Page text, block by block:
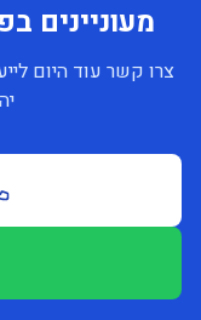
מעוניינים
צרו קשר עוד היום